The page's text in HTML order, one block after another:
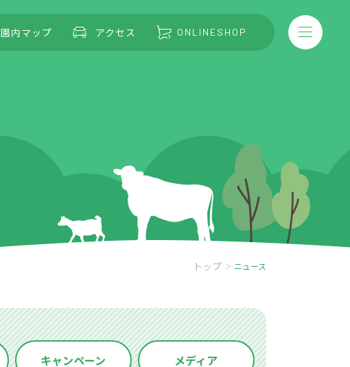
園内マップ アクセス ONLINESHOP
トップ ニュース
キャンペーン メディア